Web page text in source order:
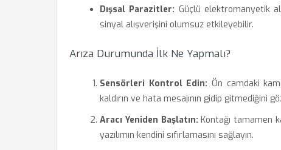
Dışsal Parazitler: Güçlü elektromanyetik
sinyal alışverişini olumsuz etkileyebilir.
Arıza Durumunda İlk Ne Yapmalı?
Sensörleri Kontrol Edin: Ön camdaki
kaldırın ve hata mesajının gidip gitmediğini
Aracı Yeniden Başlatın: Kontağı tamamen
yazılımın kendini sıfırlamasını sağlayın.